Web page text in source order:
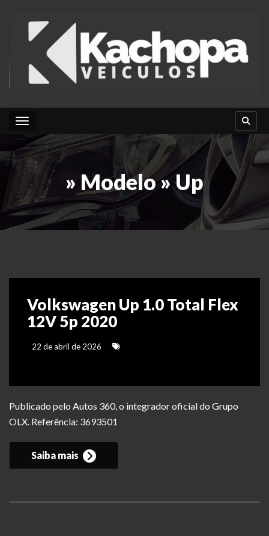
Toggle navigation
» Modelo » Up
Volkswagen Up 1.0 Total Flex
12V 5p 2020
22 de abril de 2026
Publicado pelo Autos 360, o integrador oficial do Grupo
OLX. Referência: 3693501
Saiba mais